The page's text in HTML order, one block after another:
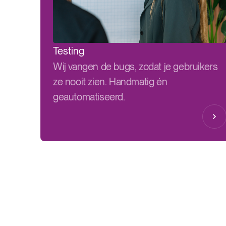
Testing
Wij vangen de bugs, zodat je gebruikers
ze nooit zien. Handmatig én
geautomatiseerd.